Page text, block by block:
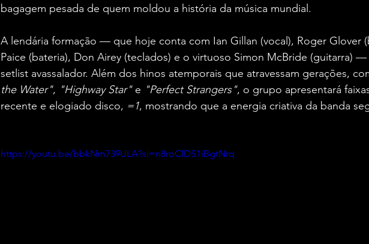
bagagem pesada de quem moldou a história da música mundial.
A lendária formação — que hoje conta com Ian Gillan (vocal), Roger Glover
Paice (bateria), Don Airey (teclados) e o virtuoso Simon McBride (guitarra)
setlist avassalador. Além dos hinos atemporais que atravessam gerações,
the Water", "Highway Star" e "Perfect Strangers", o grupo apresentará
recente e elogiado disco, =1, mostrando que a energia criativa da banda
https://youtu.be/bbkNm739ULA?si=n8roClDS1iBgtNrq